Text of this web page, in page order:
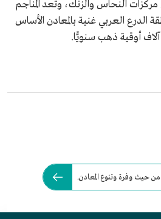
من مركزات النحاس والزنك، وتعد المناجم
الدرع العربي غنية بالمعادن الأساس